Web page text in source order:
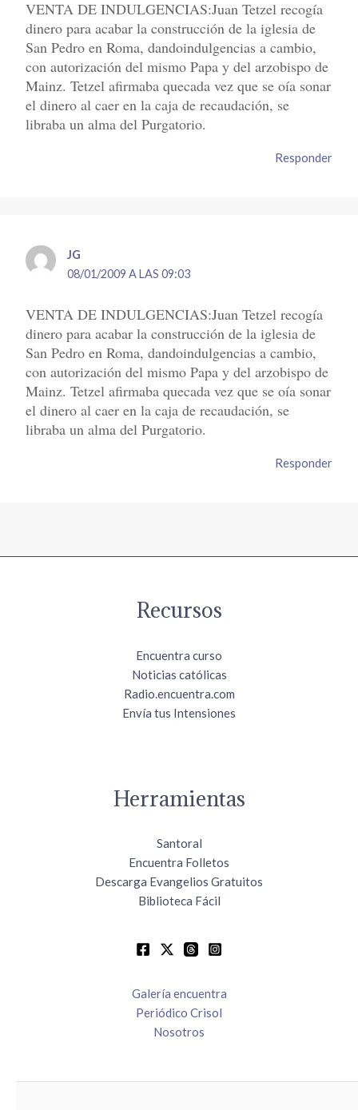
VENTA DE INDULGENCIAS:Juan Tetzel recogía
dinero para acabar la construcción de la iglesia de
San Pedro en Roma, dandoindulgencias a cambio,
con autorización del mismo Papa y del arzobispo de
Mainz. Tetzel afirmaba quecada vez que se oía sonar
el dinero al caer en la caja de recaudación, se
libraba un alma del Purgatorio.
Responder
JG
08/01/2009 A LAS 09:03
VENTA DE INDULGENCIAS:Juan Tetzel recogía
dinero para acabar la construcción de la iglesia de
San Pedro en Roma, dandoindulgencias a cambio,
con autorización del mismo Papa y del arzobispo de
Mainz. Tetzel afirmaba quecada vez que se oía sonar
el dinero al caer en la caja de recaudación, se
libraba un alma del Purgatorio.
Responder
Recursos
Encuentra curso
Noticias católicas
Radio.encuentra.com
Envía tus Intensiones
Herramientas
Santoral
Encuentra Folletos
Descarga Evangelios Gratuitos
Biblioteca Fácil
Galería encuentra
Periódico Crisol
Nosotros